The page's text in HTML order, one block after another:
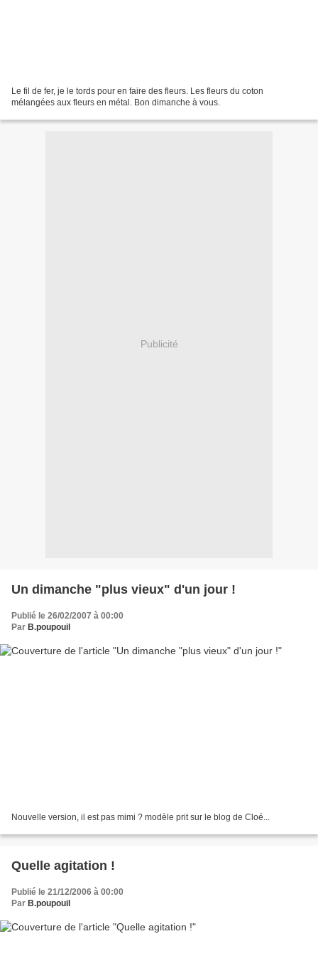
Le fil de fer, je le tords pour en faire des fleurs. Les fleurs du coton
mélangées aux fleurs en métal. Bon dimanche à vous.
Publicité
Un dimanche "plus vieux" d'un jour !
Publié le 26/02/2007 à 00:00
Par B.poupouil
Nouvelle version, il est pas mimi ? modèle prit sur le blog de Cloé...
Quelle agitation !
Publié le 21/12/2006 à 00:00
Par B.poupouil